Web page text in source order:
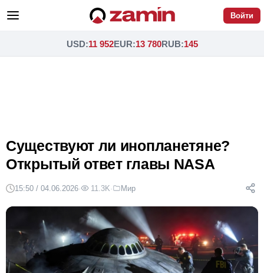
Войти
USD:11 952EUR:13 780RUB:145
Существуют ли инопланетяне?
Открытый ответ главы NASA
15:50 / 04.06.2026· 11.3K· Мир